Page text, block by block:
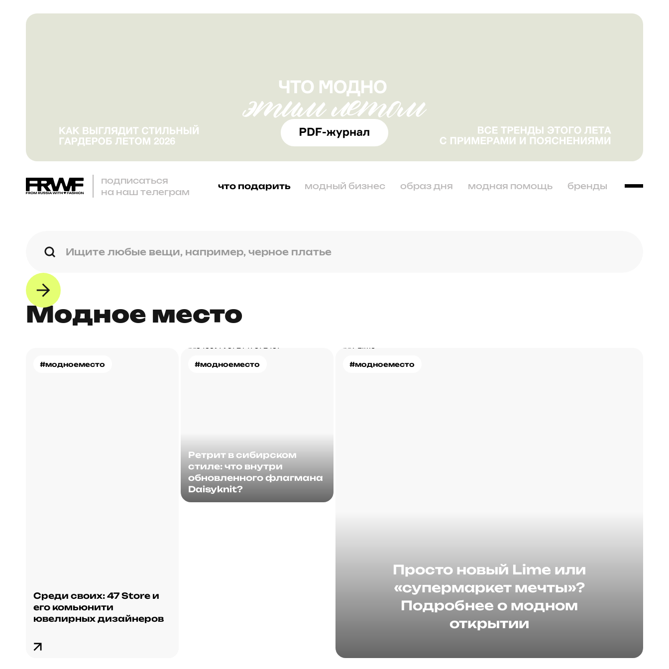
подписаться
на наш телеграм
что подарить модный бизнес образ дня модная помощь бренды
Модное место
#модноеместо
Среди своих: 47 Store и
его комьюнити
ювелирных дизайнеров
#модноеместо
Ретрит в сибирском
стиле: что внутри
обновленного флагмана
Daisyknit?
#модноеместо
Просто новый Lime или
«супермаркет мечты»?
Подробнее о модном
открытии